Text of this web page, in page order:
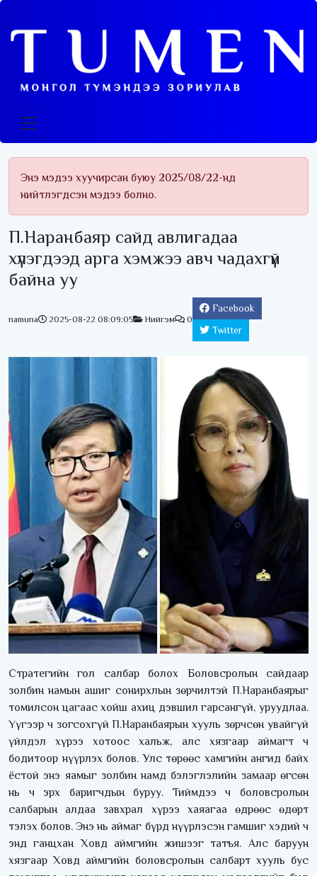
Энэ мэдээ хуучирсан буюу 2025/08/22-нд
нийтлэгдсэн мэдээ болно.
П.Наранбаяр сайд авлигадаа
хүлэгдээд арга хэмжээ авч чадахгүй
байна уу
namuna 2025-08-22 08:09:05 Нийгэм 0
Facebook
Twitter
Стратегийн гол салбар болох Боловсролын сайдаар
золбин намын ашиг сонирхлын зөрчилтэй П.Наранбаярыг
томилсон цагаас хойш ахиц дэвшил гарсангүй, уруудлаа.
Үүгээр ч зогсохгүй П.Наранбаярын хууль зөрчсөн увайгүй
үйлдэл хүрээ хотоос хальж, алс хязгаар аймагт ч
бодитоор нүүрлэх болов. Улс төрөөс хамгийн ангид байх
ёстой энэ яамыг золбин намд бэлэглэлийн замаар өгсөн
нь ч эрх баригчдын буруу. Тиймдээ ч боловсролын
салбарын алдаа завхрал хүрээ хаяагаа өдрөөс өдөрт
тэлэх болов. Энэ нь аймаг бүрд нүүрлэсэн гамшиг хэдий ч
энд ганцхан Ховд аймгийн жишээг татъя. Алс баруун
хязгаар Ховд аймгийн боловсролын салбарт хууль бус